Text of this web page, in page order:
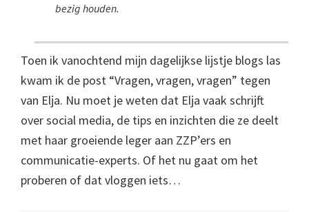
bezig houden.
Toen ik vanochtend mijn dagelijkse lijstje blogs las
kwam ik de post “Vragen, vragen, vragen” tegen
van Elja. Nu moet je weten dat Elja vaak schrijft
over social media, de tips en inzichten die ze deelt
met haar groeiende leger aan ZZP’ers en
communicatie-experts. Of het nu gaat om het
proberen of dat vloggen iets…